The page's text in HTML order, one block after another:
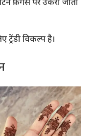
फिंगर्स पर उकेरा जाता
ट्रेंडी विकल्प है।